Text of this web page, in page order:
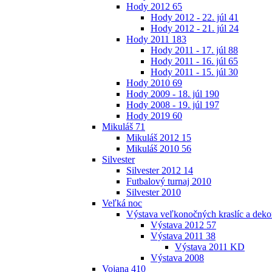
Hody 2012 65
Hody 2012 - 22. júl 41
Hody 2012 - 21. júl 24
Hody 2011 183
Hody 2011 - 17. júl 88
Hody 2011 - 16. júl 65
Hody 2011 - 15. júl 30
Hody 2010 69
Hody 2009 - 18. júl 190
Hody 2008 - 19. júl 197
Hody 2019 60
Mikuláš 71
Mikuláš 2012 15
Mikuláš 2010 56
Silvester
Silvester 2012 14
Futbalový turnaj 2010
Silvester 2010
Veľká noc
Výstava veľkonočných kraslíc a
Výstava 2012 57
Výstava 2011 38
Výstava 2011 KD
Výstava 2008
Vojana 410